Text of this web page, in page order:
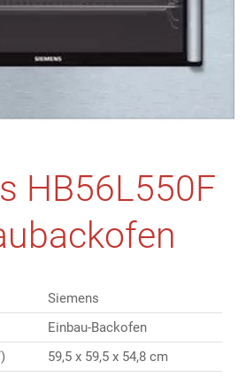
HB56L550F
Siemens
Einbau-Backofen
59,5 x 59,5 x 54,8 cm